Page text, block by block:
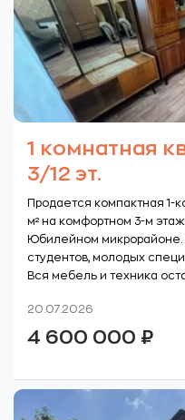
1 комнатная
3/12 эт.
Продается компактная 1-
м² на комфортном 3-м
Юбилейном микрорайоне.
студентов, молодых
Вся мебель и техника
20.07.2026
4 600 000 ₽